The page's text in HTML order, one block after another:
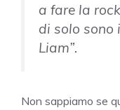
a fare la
di solo sono
Liam”.
Non sappiamo se